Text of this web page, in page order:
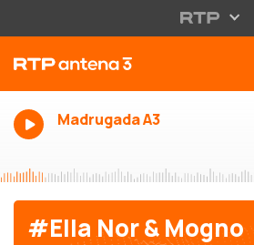
Madrugada A3
#Ella Nor & Mogno